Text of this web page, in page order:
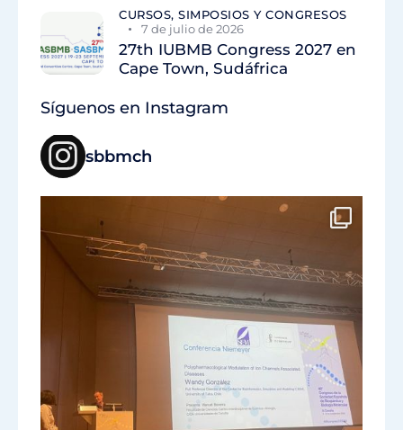
CURSOS, SIMPOSIOS Y CONGRESOS
7 de julio de 2026
27th IUBMB Congress 2027 en
Cape Town, Sudáfrica
Síguenos en Instagram
sbbmch